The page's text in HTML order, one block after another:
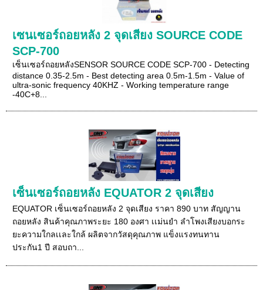
เซนเซอร์ถอยหลัง 2 จุดเสียง SOURCE CODE
SCP-700
เซ็นเซอร์ถอยหลังSENSOR SOURCE CODE SCP-700 - Detecting
distance 0.35-2.5m - Best detecting area 0.5m-1.5m - Value of
ultra-sonic frequency 40KHZ - Working temperature range
-40C+8...
เซ็นเซอร์ถอยหลัง EQUATOR 2 จุดเสียง
EQUATOR เซ็นเซอร์ถอยหลัง 2 จุดเสียง ราคา 890 บาท สัญญาน
ถอยหลัง สินค้าคุณภาพระยะ 180 องศา เเม่นยำ ลำโพงเสียงบอกระ
ยะความใกลเเละใกล้ ผลิตจากวัสดุคุณภาพ แข็งแรงทนทาน
ประกัน1 ปี สอบถา...